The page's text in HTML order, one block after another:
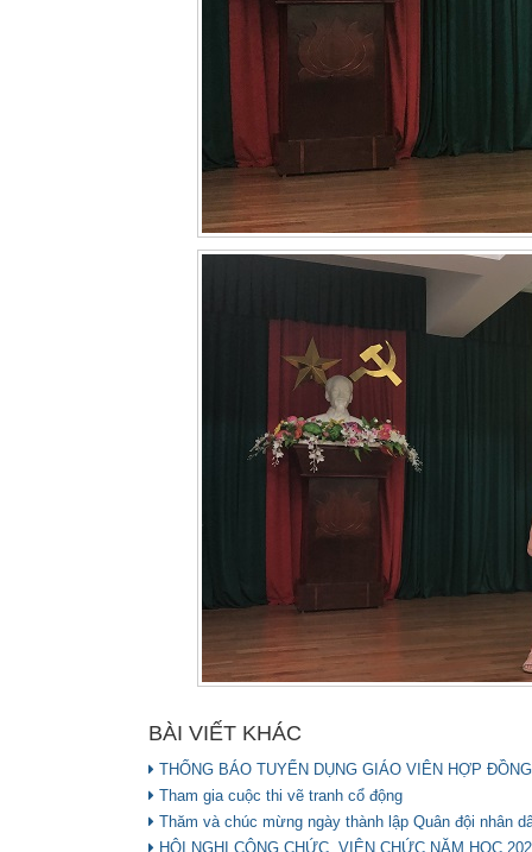
BÀI VIẾT KHÁC
THỐNG BÁO TUYỂN DỤNG GIÁO VIÊN HỢP
Tham gia cuộc thi vẽ tranh cổ động
Thăm và chúc mừng ngày thành lập Quân đội nhân
HỘI NGHỊ CÔNG CHỨC, VIÊN CHỨC NĂM HỌC